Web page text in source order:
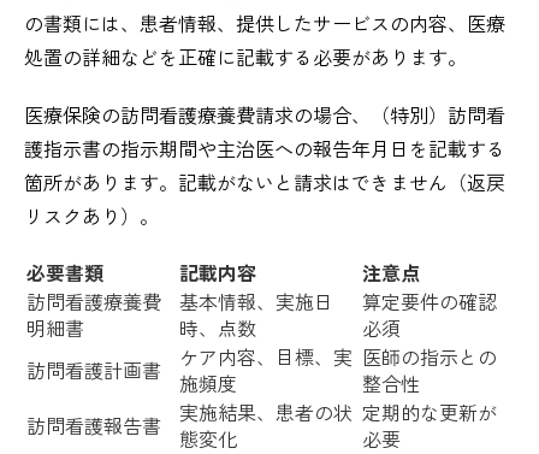
の書類には、患者情報、提供したサービスの内容、医療
処置の詳細などを正確に記載する必要があります。
医療保険の訪問看護療養費請求の場合、（特別）訪問看
護指示書の指示期間や主治医への報告年月日を記載する
箇所があります。記載がないと請求はできません（返戻
リスクあり）。
必要書類
記載内容
注意点
訪問看護療養費
明細書
基本情報、実施日
時、点数
算定要件の確認
必須
訪問看護計画書
ケア内容、目標、実
施頻度
医師の指示との
整合性
訪問看護報告書
実施結果、患者の状
態変化
定期的な更新が
必要